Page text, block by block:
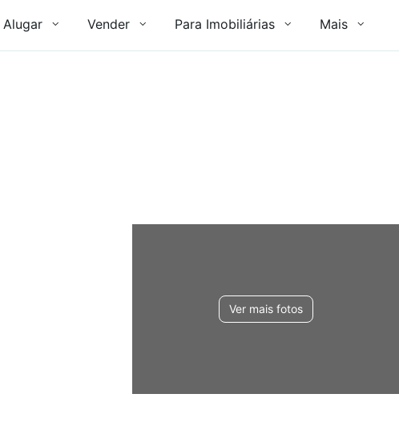
Alugar Vender Para Imobiliárias Mais
Ver mais fotos